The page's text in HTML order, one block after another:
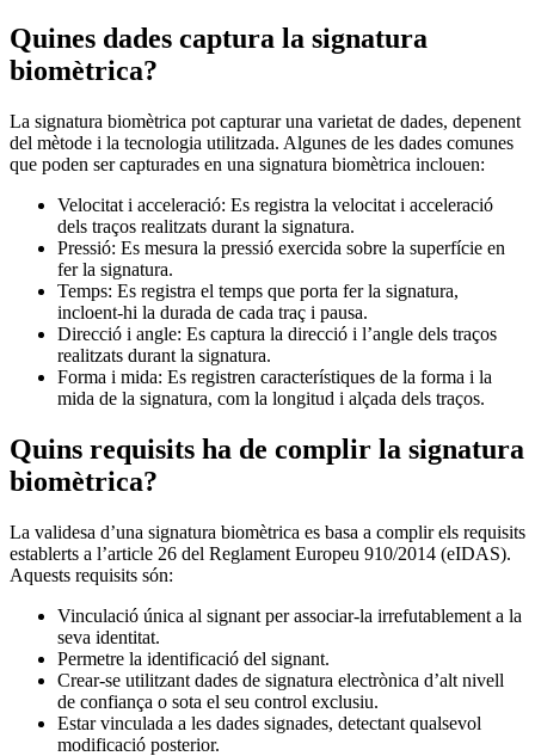
Quines dades captura la signatura
biomètrica?
La signatura biomètrica pot capturar una varietat de dades, depenent
del mètode i la tecnologia utilitzada. Algunes de les dades comunes
que poden ser capturades en una signatura biomètrica inclouen:
Velocitat i acceleració: Es registra la velocitat i acceleració
dels traços realitzats durant la signatura.
Pressió: Es mesura la pressió exercida sobre la superfície en
fer la signatura.
Temps: Es registra el temps que porta fer la signatura,
incloent-hi la durada de cada traç i pausa.
Direcció i angle: Es captura la direcció i l’angle dels traços
realitzats durant la signatura.
Forma i mida: Es registren característiques de la forma i la
mida de la signatura, com la longitud i alçada dels traços.
Quins requisits ha de complir la signatura
biomètrica?
La validesa d’una signatura biomètrica es basa a complir els requisits
establerts a l’article 26 del Reglament Europeu 910/2014 (eIDAS).
Aquests requisits són:
Vinculació única al signant per associar-la irrefutablement a la
seva identitat.
Permetre la identificació del signant.
Crear-se utilitzant dades de signatura electrònica d’alt nivell
de confiança o sota el seu control exclusiu.
Estar vinculada a les dades signades, detectant qualsevol
modificació posterior.